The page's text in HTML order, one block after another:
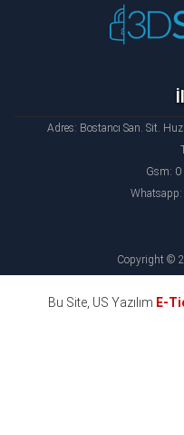
Adres: Bostancı San. Sit.
Gsm:
Copyright ©
Bu Site, US Yazılım E-